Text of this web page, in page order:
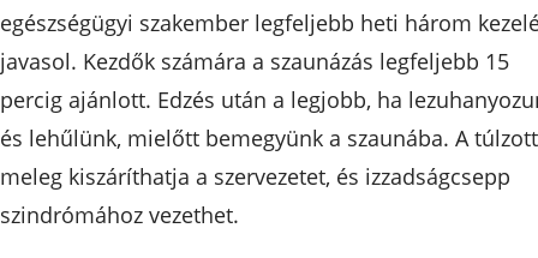
egészségügyi szakember legfeljebb heti három
javasol. Kezdők számára a szaunázás legfeljebb 15
percig ajánlott. Edzés után a legjobb, ha
és lehűlünk, mielőtt bemegyünk a szaunába. A túlzott
meleg kiszáríthatja a szervezetet, és izzadságcsepp
szindrómához vezethet.